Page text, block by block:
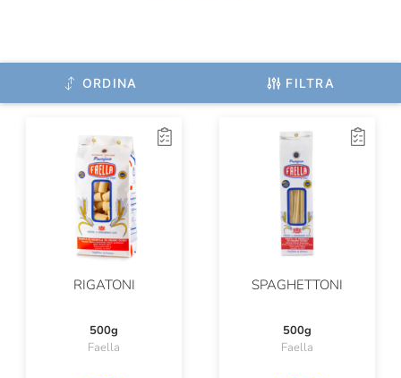
ORDINA FILTRA
RIGATONI
500g
Faella
SPAGHETTONI
500g
Faella